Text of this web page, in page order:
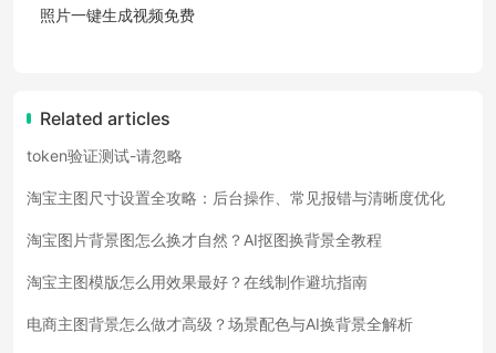
照片一键生成视频免费
Related articles
token验证测试-请忽略
淘宝主图尺寸设置全攻略：后台操作、常见报错与清晰度优化
淘宝图片背景图怎么换才自然？AI抠图换背景全教程
淘宝主图模版怎么用效果最好？在线制作避坑指南
电商主图背景怎么做才高级？场景配色与AI换背景全解析